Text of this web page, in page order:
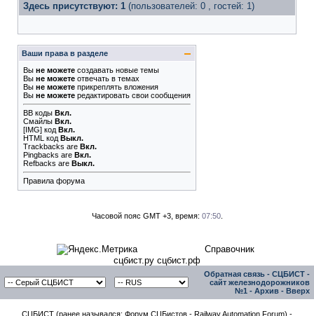
Здесь присутствуют: 1 (пользователей: 0 , гостей: 1)
Ваши права в разделе
Вы не можете создавать новые темы
Вы не можете отвечать в темах
Вы не можете прикреплять вложения
Вы не можете редактировать свои сообщения
BB коды Вкл.
Смайлы Вкл.
[IMG] код Вкл.
HTML код Выкл.
Trackbacks are Вкл.
Pingbacks are Вкл.
Refbacks are Выкл.
Правила форума
Часовой пояс GMT +3, время: 07:50.
Справочник
сцбист.ру сцбист.рф
Обратная связь - СЦБИСТ -
сайт железнодорожников
№1 - Архив - Вверх
СЦБИСТ (ранее назывался: Форум СЦБистов - Railway Automation Forum) -